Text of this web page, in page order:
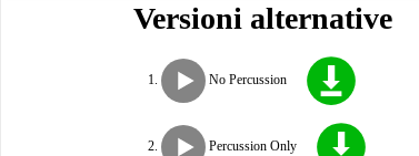
Versioni alternative
No Percussion
Percussion Only